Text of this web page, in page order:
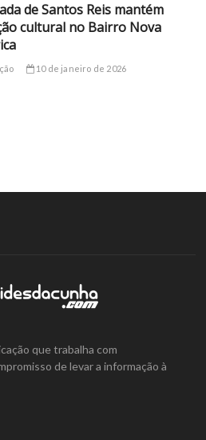
de Santos Reis mantém
cultural no Bairro Nova
10 de janeiro de 2026
que trabalha com
de levar a informação à